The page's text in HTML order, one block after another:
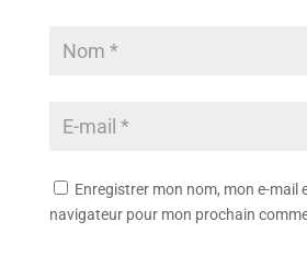
Enregistrer mon nom, mon e-mail
navigateur pour mon prochain